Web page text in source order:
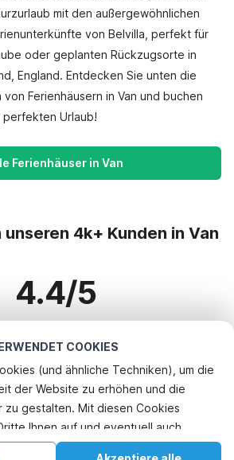
COOKIES
(und ähnliche Techniken), um die
der Website zu erhöhen und die
zu gestalten. Mit diesen Cookies
Ihnen auf und eventuell auch
folgen, um Werbung Ihren
mit den außergewöhnlichen
von Belvilla, perfekt für
oder geplanten Rückzugsorte in
England. Entdecken Sie unten die
Ferienhäusern in Van und buchen
perfekten Urlaub!
Ferienhäuser in Van
unseren 4k+ Kunden in Van
4.4/5
für Urlaub
für den Urlaub
bayeux